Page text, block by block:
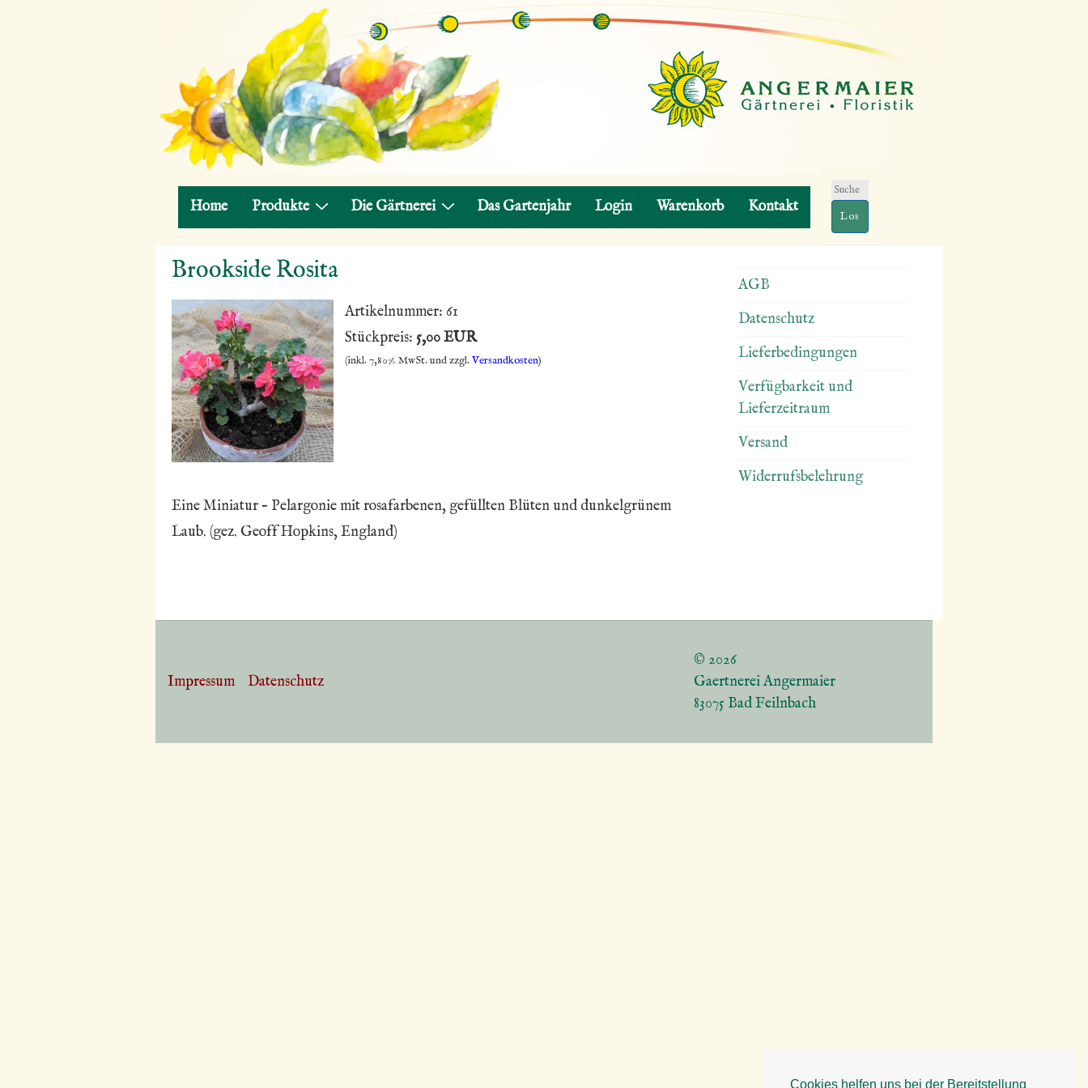
Cookies helfen uns bei der Bereitstellung
Hauptnavigation
Home Produkte Die Gärtnerei Das Gartenjahr Login Warenkorb Kontakt
Suchen
nach:
Brookside Rosita
Artikelnummer: 61
Stückpreis: 5,00 EUR
(inkl. 7,80% MwSt. und zzgl.Versandkosten)
Eine Miniatur – Pelargonie mit rosafarbenen, gefüllten Blüten und dunkelgrünem
Laub. (gez. Geoff Hopkins, England)
AGB
Datenschutz
Lieferbedingungen
Verfügbarkeit und
Lieferzeitraum
Versand
Widerrufsbelehrung
Footer-
Impressum Datenschutz
© 2026
Gaertnerei Angermaier
83075 Bad Feilnbach